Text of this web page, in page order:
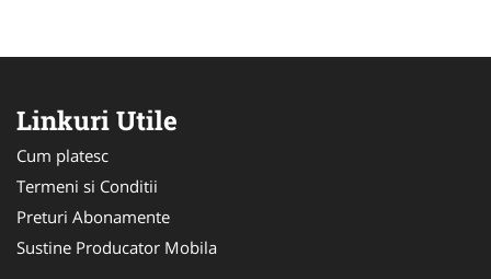
Linkuri Utile
Cum platesc
Termeni si Conditii
Preturi Abonamente
Sustine Producator Mobila